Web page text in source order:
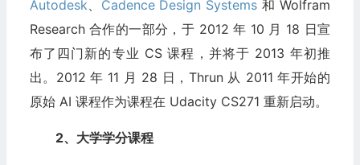
Autodesk、 Cadence Design Systems 和 Wolfram
Research 合作的一部分，于 2012 年 10 月 18 日宣
布了四门新的专业 CS 课程，并将于 2013 年初推
出。2012 年 11 月 28 日，Thrun 从 2011 年开始的
原始 AI 课程作为课程在 Udacity CS271 重新启动。
2、大学学分课程